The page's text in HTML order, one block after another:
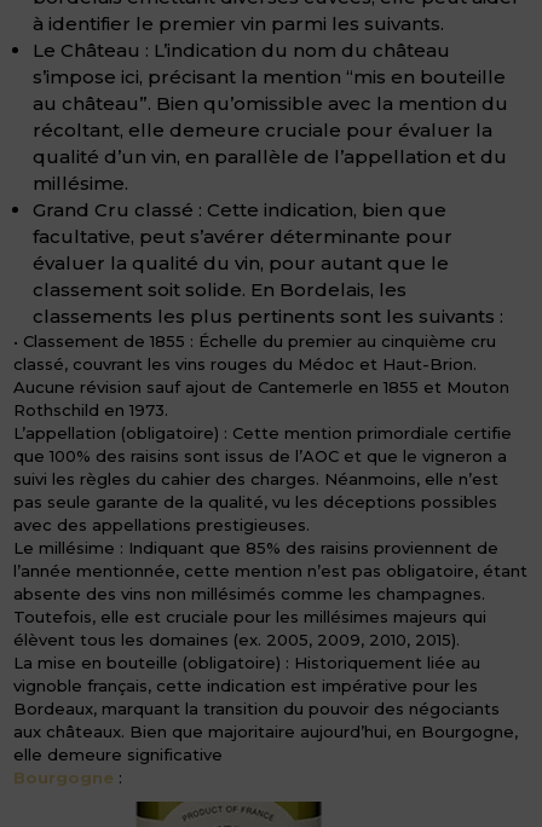
à identifier le premier vin parmi les suivants.
Le Château : L’indication du nom du château
s’impose ici, précisant la mention “mis en bouteille
au château”. Bien qu’omissible avec la mention du
récoltant, elle demeure cruciale pour évaluer la
qualité d’un vin, en parallèle de l’appellation et du
millésime.
Grand Cru classé : Cette indication, bien que
facultative, peut s’avérer déterminante pour
évaluer la qualité du vin, pour autant que le
classement soit solide. En Bordelais, les
classements les plus pertinents sont les suivants :
• Classement de 1855 : Échelle du premier au cinquième cru
classé, couvrant les vins rouges du Médoc et Haut-Brion.
Aucune révision sauf ajout de Cantemerle en 1855 et Mouton
Rothschild en 1973.
L’appellation (obligatoire) : Cette mention primordiale certifie
que 100% des raisins sont issus de l’AOC et que le vigneron a
suivi les règles du cahier des charges. Néanmoins, elle n’est
pas seule garante de la qualité, vu les déceptions possibles
avec des appellations prestigieuses.
Le millésime : Indiquant que 85% des raisins proviennent de
l’année mentionnée, cette mention n’est pas obligatoire, étant
absente des vins non millésimés comme les champagnes.
Toutefois, elle est cruciale pour les millésimes majeurs qui
élèvent tous les domaines (ex. 2005, 2009, 2010, 2015).
La mise en bouteille (obligatoire) : Historiquement liée au
vignoble français, cette indication est impérative pour les
Bordeaux, marquant la transition du pouvoir des négociants
aux châteaux. Bien que majoritaire aujourd’hui, en Bourgogne,
elle demeure significative
Bourgogne :